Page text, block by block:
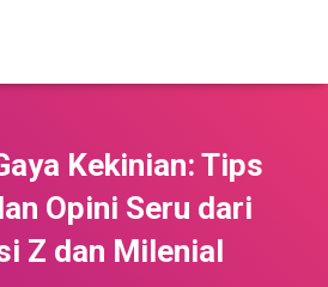
Kekinian: Tips
Opini Seru dari
Z dan Milenial